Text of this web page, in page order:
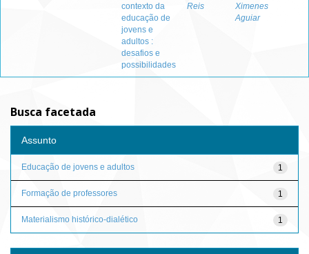
contexto da
educação de
jovens e
adultos :
desafios e
possibilidades
Reis
Ximenes
Aguiar
Busca facetada
Assunto
1
Educação de jovens e adultos
1
Formação de professores
1
Materialismo histórico-dialético